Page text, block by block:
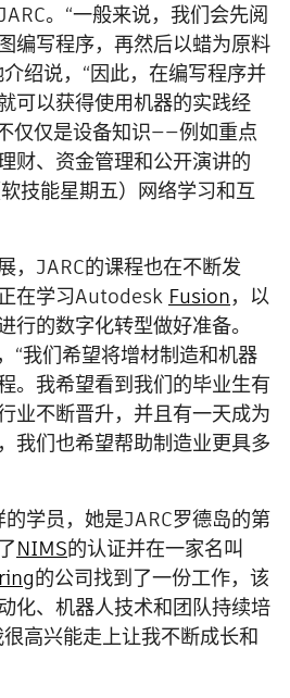
。“一般来说，我们会先阅
编写程序，再然后以蜡为原料
绍说，“因此，在编写程序并
可以获得使用机器的实践经
仅仅是设备知识——例如重点
财、资金管理和公开演讲的
技能星期五）网络学习和互
，JARC的课程也在不断发
在学习Autodesk Fusion，以
行的数字化转型做好准备。
“我们希望将增材制造和机器
。我希望看到我们的毕业生有
业不断晋升，并且有一天成为
我们也希望帮助制造业更具多
学员，她是JARC罗德岛的第
NIMS的认证并在一家名叫
的公司找到了一份工作，该
化、机器人技术和团队持续培
高兴能走上让我不断成长和